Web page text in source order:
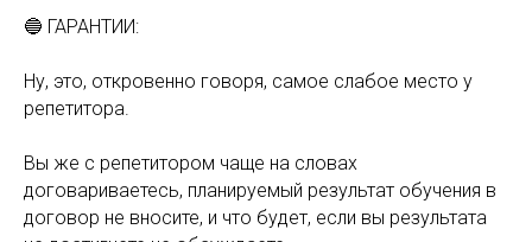
🔵 ГАРАНТИИ:
Ну, это, откровенно говоря, самое слабое место у
репетитора.
Вы же с репетитором чаще на словах
договариваетесь, планируемый результат обучения в
договор не вносите, и что будет, если вы результата